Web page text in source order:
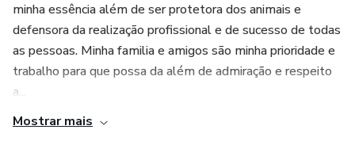
minha essência além de ser protetora dos animais e
defensora da realização profissional e de sucesso de todas
as pessoas. Minha familia e amigos são minha prioridade e
trabalho para que possa da além de admiração e respeito
a...
Mostrar mais